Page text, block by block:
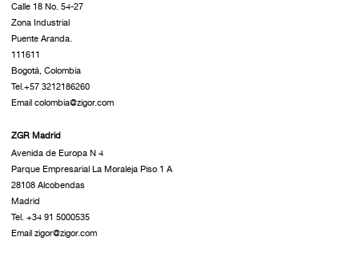
Calle 18 No. 54-27
Zona Industrial
Puente Aranda.
111611
Bogotá, Colombia
Tel.+57 3212186260
Email colombia@zigor.com
ZGR Madrid
Avenida de Europa N 4
Parque Empresarial La Moraleja Piso 1 A
28108 Alcobendas
Madrid
Tel. +34 91 5000535
Email zigor@zigor.com